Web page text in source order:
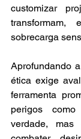
customizar
transformam,
sobrecarga
Aprofundando
ética exige
ferramenta
perigos como
verdade,